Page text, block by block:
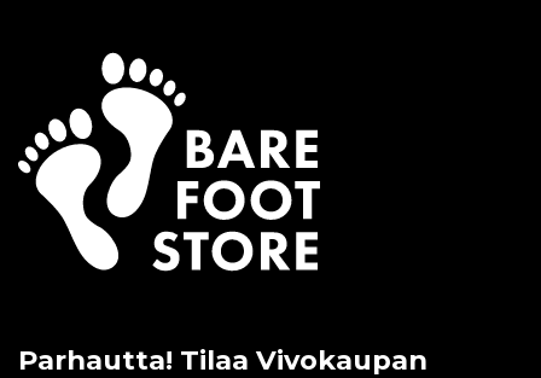
Parhautta! Tilaa Vivokaupan